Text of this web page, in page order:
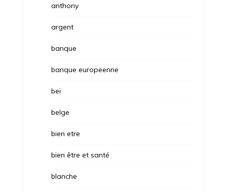
anthony
argent
banque
banque europeenne
bei
belge
bien etre
bien être et santé
blanche